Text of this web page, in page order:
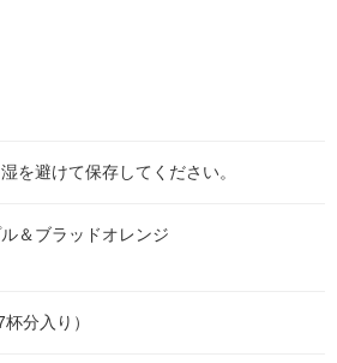
を避けて保存してください。
＆ブラッドオレンジ
分入り）